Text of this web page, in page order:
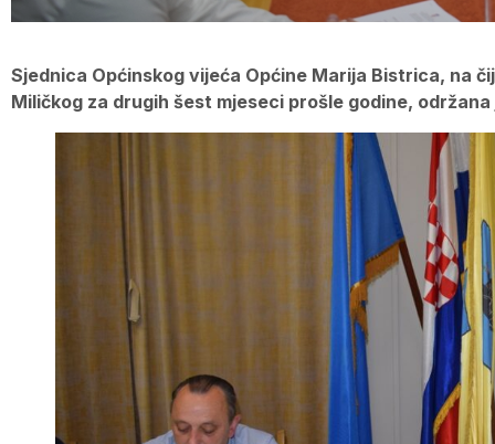
Sjednica Općinskog vijeća Općine Marija Bistrica, na
Miličkog za drugih šest mjeseci prošle godine, održana